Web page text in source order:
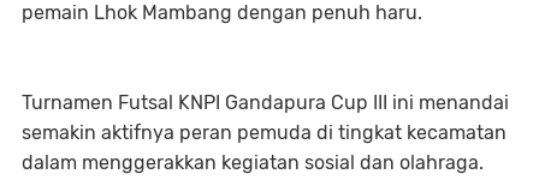
pemain Lhok Mambang dengan penuh haru.
Turnamen Futsal KNPI Gandapura Cup III ini menandai
semakin aktifnya peran pemuda di tingkat kecamatan
dalam menggerakkan kegiatan sosial dan olahraga.